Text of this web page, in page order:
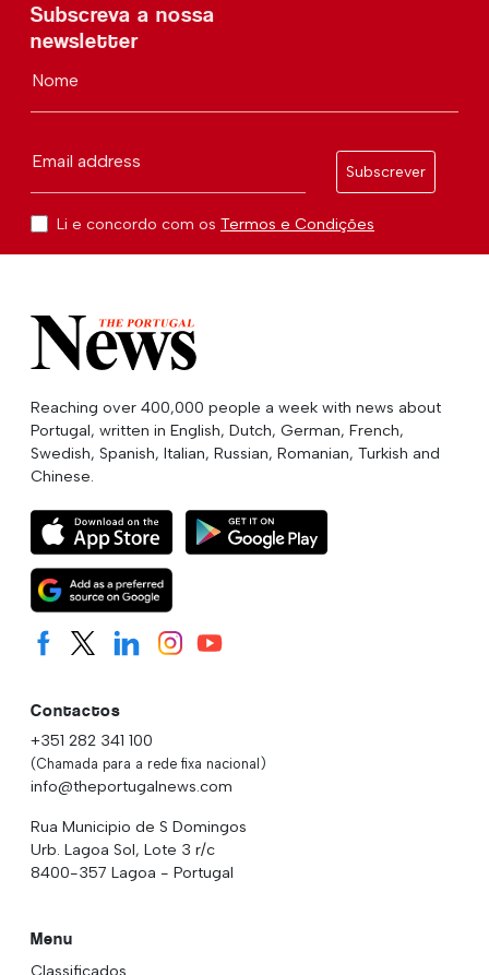
Subscreva a nossa
newsletter
Nome
Email address
Subscrever
Li e concordo com os Termos e Condições
Reaching over 400,000 people a week with news about
Portugal, written in English, Dutch, German, French,
Swedish, Spanish, Italian, Russian, Romanian, Turkish and
Chinese.
Contactos
+351 282 341 100
(Chamada para a rede fixa nacional)
info@theportugalnews.com
Rua Municipio de S Domingos
Urb. Lagoa Sol, Lote 3 r/c
8400-357 Lagoa - Portugal
Menu
Classificados